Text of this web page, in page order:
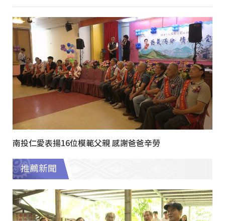
南投仁愛表揚16位模範父親 感謝爸爸辛勞
推薦新聞